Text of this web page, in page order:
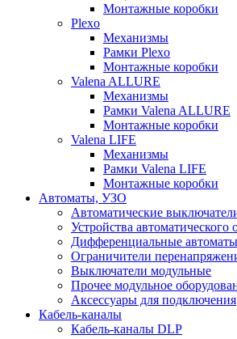
Монтажные коробки
Plexo
Механизмы
Рамки Plexo
Монтажные коробки
Valena ALLURE
Механизмы
Рамки Valena ALLURE
Монтажные коробки
Valena LIFE
Механизмы
Рамки Valena LIFE
Монтажные коробки
Автоматы, УЗО
Автоматические
Устройства
Дифференциальные автоматы
Ограничители
Выключатели модульные
Прочее модульное
Аксессуары для подключения
Кабель-каналы
Кабель-каналы DLP